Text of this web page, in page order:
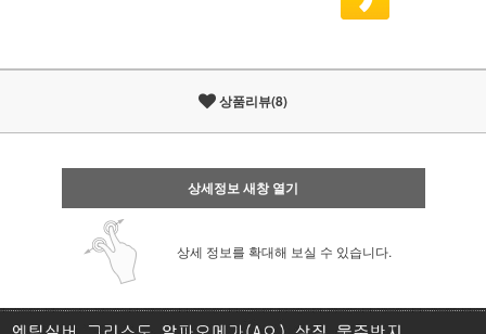
상품리뷰(8)
상세정보 새창 열기
상세 정보를 확대해 보실 수 있습니다.